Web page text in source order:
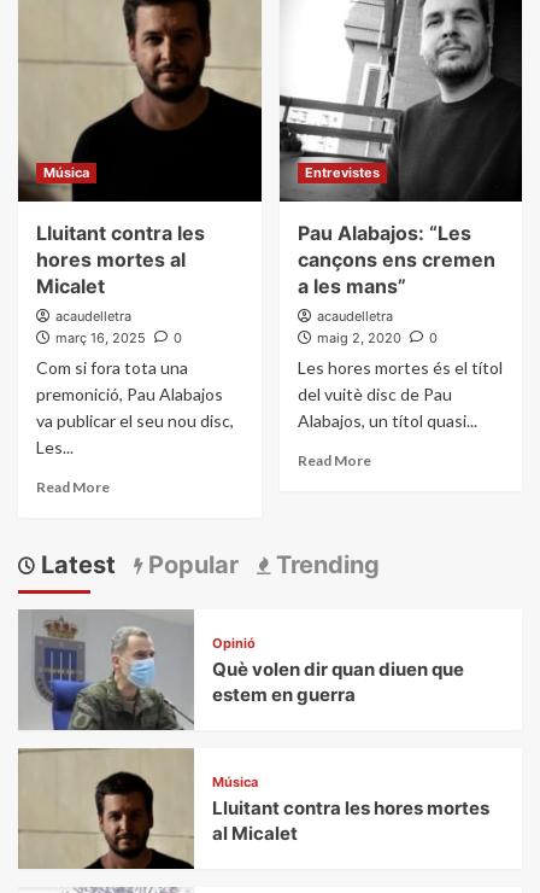
Música
Lluitant contra les
hores mortes al
Micalet
acaudelletra
març 16, 2025
0
Com si fora tota una
premonició, Pau Alabajos
va publicar el seu nou disc,
Les...
Read More
Entrevistes
Pau Alabajos: “Les
cançons ens cremen
a les mans”
acaudelletra
maig 2, 2020
0
Les hores mortes és el títol
del vuitè disc de Pau
Alabajos, un títol quasi...
Read More
Latest Popular Trending
Opinió
Què volen dir quan diuen que
estem en guerra
Música
Lluitant contra les hores mortes
al Micalet